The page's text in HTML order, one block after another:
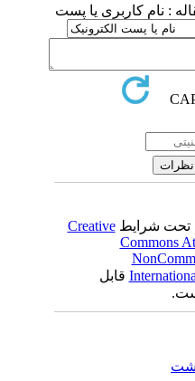
: نام کاربری یا پست
تحت شرایطCreative
Commons
قابل